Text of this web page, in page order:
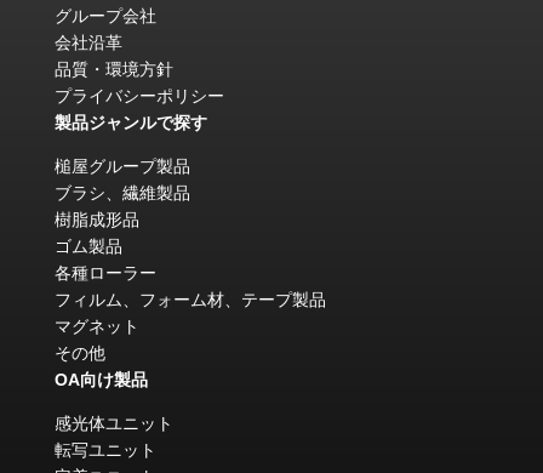
グループ会社
会社沿革
品質・環境方針
プライバシーポリシー
製品ジャンルで探す
槌屋グループ製品
ブラシ、繊維製品
樹脂成形品
ゴム製品
各種ローラー
フィルム、フォーム材、テープ製品
マグネット
その他
OA向け製品
感光体ユニット
転写ユニット